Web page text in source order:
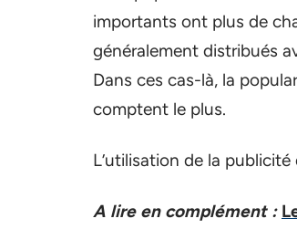
importants ont plus de
généralement distribués
Dans ces cas-là, la
comptent le plus.
L’utilisation de la
A lire en complément :